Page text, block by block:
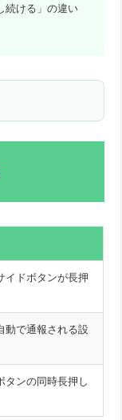
続ける」の違い
イドボタンが長押
動で通報される設
タンの同時長押し